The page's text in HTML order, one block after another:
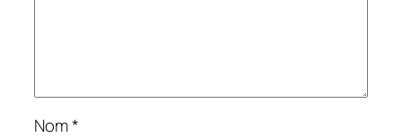
Nom*